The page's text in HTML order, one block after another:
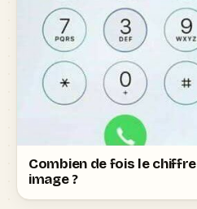
Combien de fois le
image ?